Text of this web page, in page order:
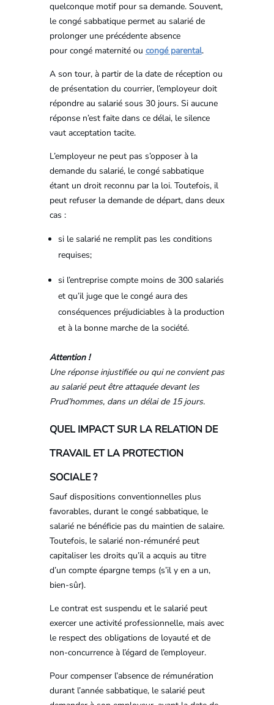
quelconque motif pour sa demande. Souvent,
le congé sabbatique permet au salarié de
prolonger une précédente absence
pour congé maternité ou congé parental.
A son tour, à partir de la date de réception ou
de présentation du courrier, l’employeur doit
répondre au salarié sous 30 jours. Si aucune
réponse n’est faite dans ce délai, le silence
vaut acceptation tacite.
L’employeur ne peut pas s’opposer à la
demande du salarié, le congé sabbatique
étant un droit reconnu par la loi. Toutefois, il
peut refuser la demande de départ, dans deux
cas :
si le salarié ne remplit pas les conditions
requises;
si l’entreprise compte moins de 300 salariés
et qu’il juge que le congé aura des
conséquences préjudiciables à la production
et à la bonne marche de la société.
Attention !
Une réponse injustifiée ou qui ne convient pas
au salarié peut être attaquée devant les
Prud’hommes, dans un délai de 15 jours.
QUEL IMPACT SUR LA RELATION DE
TRAVAIL ET LA PROTECTION
SOCIALE ?
Sauf dispositions conventionnelles plus
favorables, durant le congé sabbatique, le
salarié ne bénéficie pas du maintien de salaire.
Toutefois, le salarié non-rémunéré peut
capitaliser les droits qu’il a acquis au titre
d’un compte épargne temps (s’il y en a un,
bien-sûr).
Le contrat est suspendu et le salarié peut
exercer une activité professionnelle, mais avec
le respect des obligations de loyauté et de
non-concurrence à l’égard de l’employeur.
Pour compenser l’absence de rémunération
durant l’année sabbatique, le salarié peut